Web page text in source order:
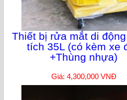
Thiết bị rửa mắt di
tích 35L (có kèm xe
+Thùng nhựa)
Giá: 4,300,000 VNĐ